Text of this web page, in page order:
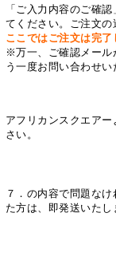
「ご入力内容のご確
てください。ご注文
ここではご注文は完
※万一、ご確認メール
う一度お問い合わせ
アフリカンスクエアー
さい。
７．の内容で問題な
た方は、即発送いたし